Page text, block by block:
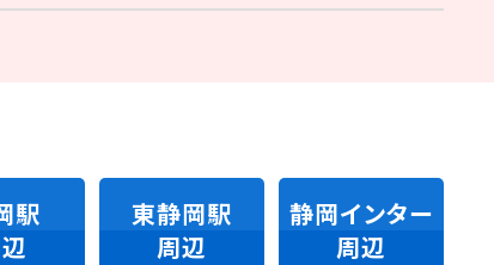
駅
東静岡駅
周辺
静岡インター
周辺